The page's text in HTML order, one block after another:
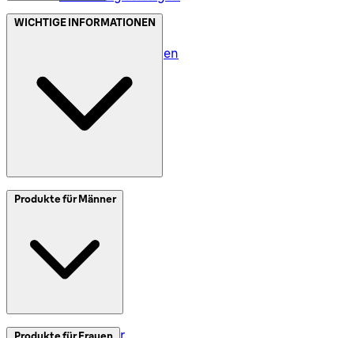
Datenschutz (DE)
Geschäftsbedingungen
Meine Daten (AT)
WICHTIGE INFORMATIONEN
SplitIt
Produkte für Männer